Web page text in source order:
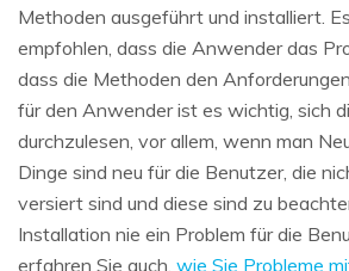
Methoden ausgeführt und installiert.
empfohlen, dass die Anwender das
dass die Methoden den
für den Anwender ist es wichtig, sich
durchzulesen, vor allem, wenn man
Dinge sind neu für die Benutzer, die
versiert sind und diese sind zu
Installation nie ein Problem für die
erfahren Sie auch, wie Sie Probleme